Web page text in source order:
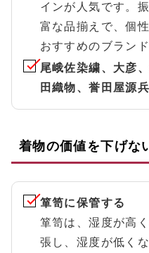
インが人気です。
富な品揃えで、個
おすすめのブランド
尾峨佐染繍、大彦
田織物、誉田屋源
着物の価値を下げな
箪笥に保管する
箪笥は、湿度が高
張し、湿度が低く